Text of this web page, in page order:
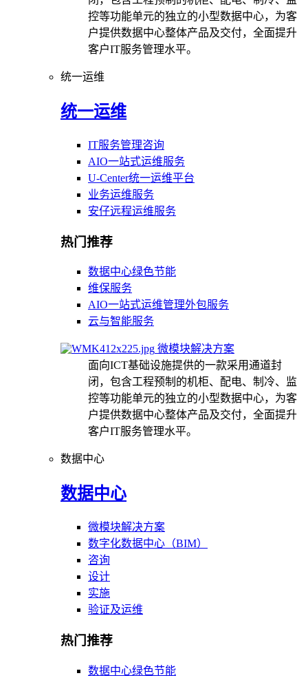
控等功能单元的独立的小型数据中心，为客
户提供数据中心整体产品及交付，全面提升
客户IT服务管理水平。
统一运维
统一运维
IT服务管理咨询
AIO一站式运维服务
U-Center统一运维平台
业务运维服务
安仔远程运维服务
热门推荐
数据中心绿色节能
维保服务
AIO一站式运维管理外包服务
云与智能服务
微模块解决方案
面向ICT基础设施提供的一款采用通道封
闭，包含工程预制的机柜、配电、制冷、监
控等功能单元的独立的小型数据中心，为客
户提供数据中心整体产品及交付，全面提升
客户IT服务管理水平。
数据中心
数据中心
微模块解决方案
数字化数据中心（BIM）
咨询
设计
实施
验证及运维
热门推荐
数据中心绿色节能